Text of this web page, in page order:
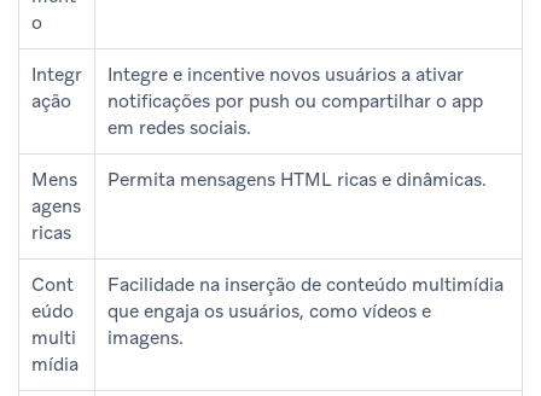
o
Integr
ação
Integre e incentive novos usuários a ativar
notificações por push ou compartilhar o app
em redes sociais.
Mens
agens
ricas
Permita mensagens HTML ricas e dinâmicas.
Cont
eúdo
multi
mídia
Facilidade na inserção de conteúdo multimídia
que engaja os usuários, como vídeos e
imagens.